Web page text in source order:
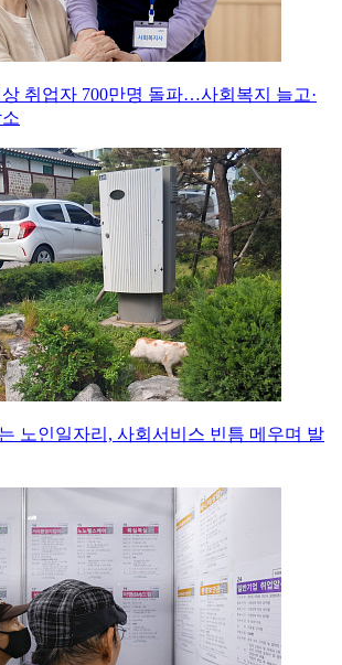
취업자 700만명 돌파…사회복지 늘고·
노인일자리, 사회서비스 빈틈 메우며 발